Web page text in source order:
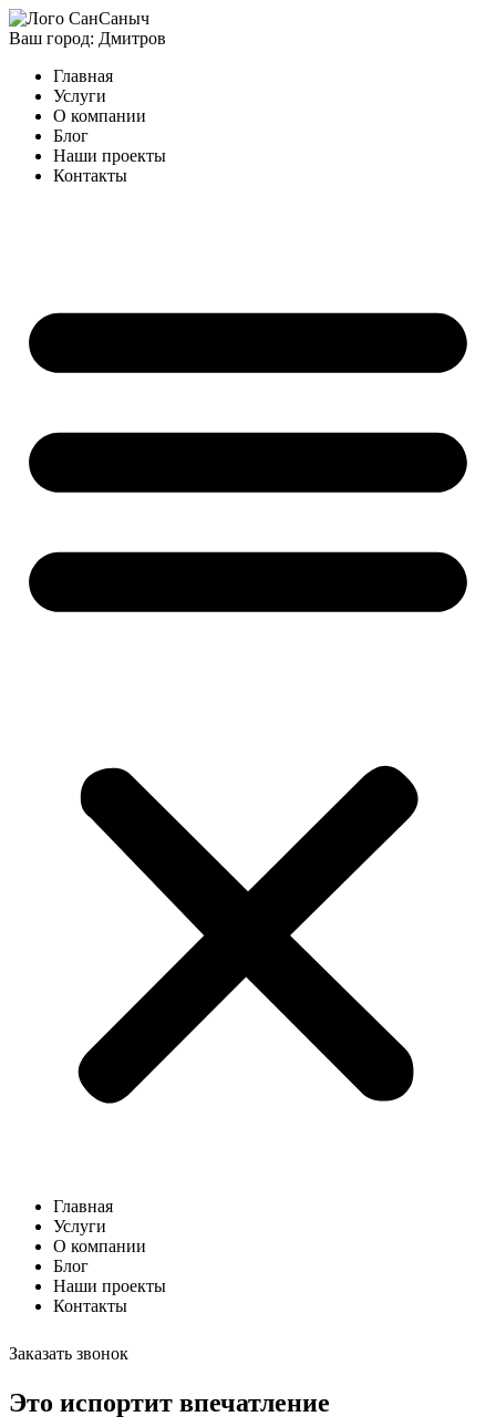
Ваш город: Дмитров
Главная
Услуги
О компании
Блог
Наши проекты
Контакты
Главная
Услуги
О компании
Блог
Наши проекты
Контакты
Заказать звонок
Это испортит впечатление